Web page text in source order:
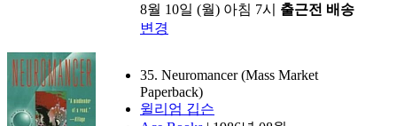
8월 10일 (월) 아침 7시 출근전 배송
변경
35. Neuromancer (Mass Market
Paperback)
윌리엄 깁슨